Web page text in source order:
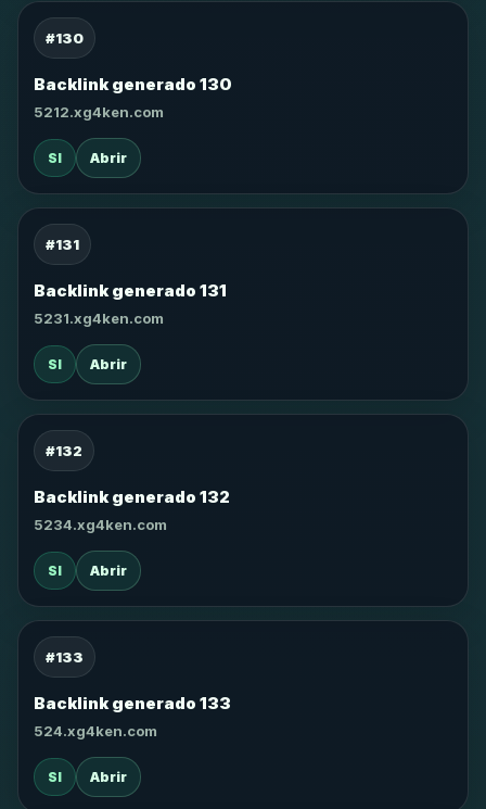
#130
Backlink generado 130
5212.xg4ken.com
SI Abrir
#131
Backlink generado 131
5231.xg4ken.com
SI Abrir
#132
Backlink generado 132
5234.xg4ken.com
SI Abrir
#133
Backlink generado 133
524.xg4ken.com
SI Abrir